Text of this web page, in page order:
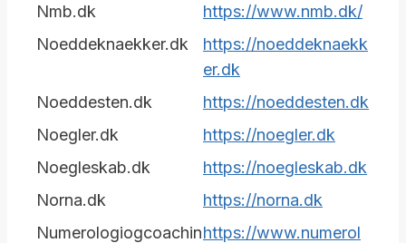
Nmb.dk
https://www.nmb.dk/
Noeddeknaekker.dk
https://noeddeknaekk
er.dk
Noeddesten.dk
https://noeddesten.dk
Noegler.dk
https://noegler.dk
Noegleskab.dk
https://noegleskab.dk
Norna.dk
https://norna.dk
Numerologiogcoachinhttps://www.numerol